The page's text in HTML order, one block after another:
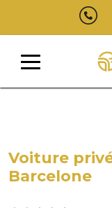
Voiture
Barcelone